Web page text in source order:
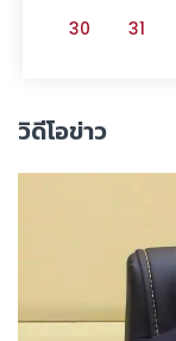
30 31
วิดีโอข่าว